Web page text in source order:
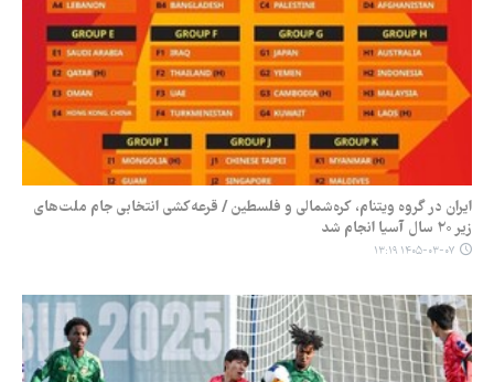
ایران در گروه ویتنام، کره‌شمالی و فلسطین / قرعه‌کشی انتخابی جام ملت‌های
زیر ۲۰ سال آسیا انجام شد
۱۴۰۵-۰۳-۰۷ ۱۳:۱۹